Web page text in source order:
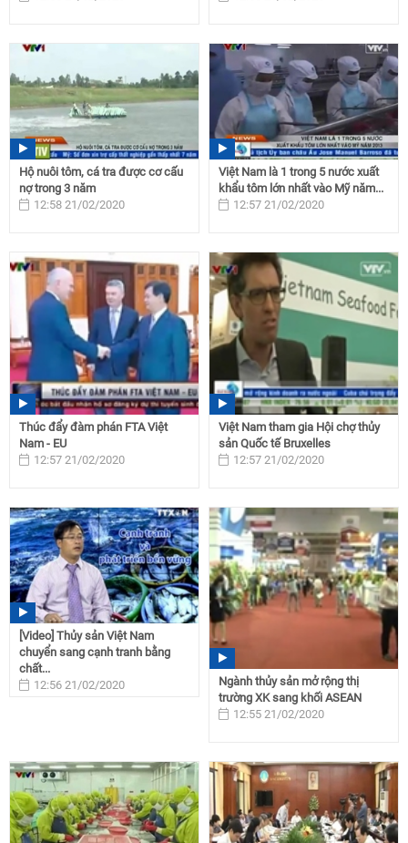
Hộ nuôi tôm, cá tra được cơ cấu
nợ trong 3 năm
12:58 21/02/2020
Việt Nam là 1 trong 5 nước xuất
khẩu tôm lớn nhất vào Mỹ năm...
12:57 21/02/2020
Thúc đẩy đàm phán FTA Việt
Nam - EU
12:57 21/02/2020
Việt Nam tham gia Hội chợ thủy
sản Quốc tế Bruxelles
12:57 21/02/2020
[Video] Thủy sản Việt Nam
chuyển sang cạnh tranh bằng
chất...
12:56 21/02/2020
Ngành thủy sản mở rộng thị
trường XK sang khối ASEAN
12:55 21/02/2020